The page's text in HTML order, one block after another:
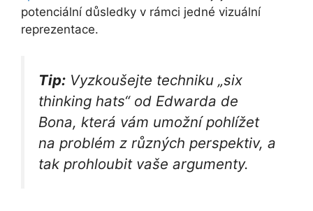
potenciální důsledky v rámci jedné vizuální
reprezentace.
Tip: Vyzkoušejte techniku „six
thinking hats“ od Edwarda de
Bona, která vám umožní pohlížet
na problém z různých perspektiv, a
tak prohloubit vaše argumenty.